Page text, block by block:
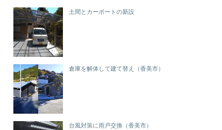
土間とカーポートの新設
倉庫を解体して建て替え（香美市）
台風対策に雨戸交換（香美市）